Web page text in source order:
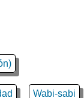
Wabi-sabi